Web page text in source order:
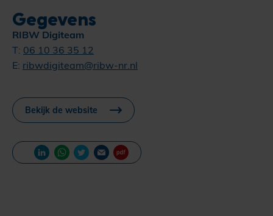
Gegevens
RIBW Digiteam
T: 06 10 36 35 12
E: ribwdigiteam@ribw-nr.nl
Bekijk de website